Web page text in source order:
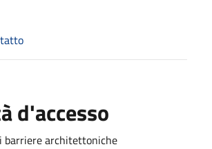
d'accesso
barriere architettoniche